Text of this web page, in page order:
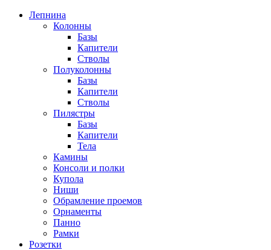
Лепнина
Колонны
Базы
Капители
Стволы
Полуколонны
Базы
Капители
Стволы
Пилястры
Базы
Капители
Тела
Камины
Консоли и полки
Купола
Ниши
Обрамление проемов
Орнаменты
Панно
Рамки
Розетки